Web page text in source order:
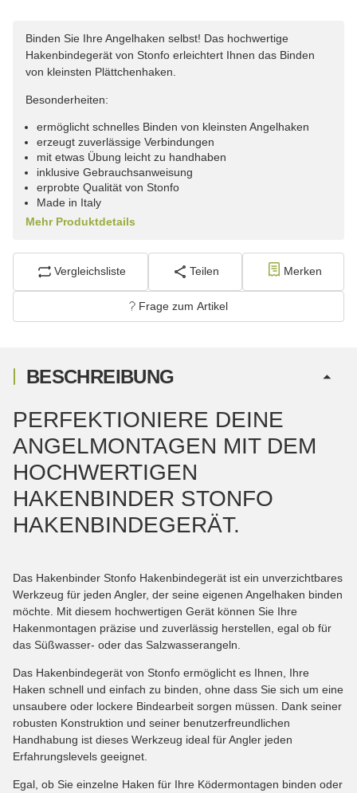
Binden Sie Ihre Angelhaken selbst! Das hochwertige
Hakenbindegerät von Stonfo erleichtert Ihnen das Binden
von kleinsten Plättchenhaken.
Besonderheiten:
ermöglicht schnelles Binden von kleinsten Angelhaken
erzeugt zuverlässige Verbindungen
mit etwas Übung leicht zu handhaben
inklusive Gebrauchsanweisung
erprobte Qualität von Stonfo
Made in Italy
Mehr Produktdetails
Vergleichsliste Teilen Merken
Frage zum Artikel
BESCHREIBUNG
PERFEKTIONIERE DEINE
ANGELMONTAGEN MIT DEM
HOCHWERTIGEN
HAKENBINDER STONFO
HAKENBINDEGERÄT.
Das Hakenbinder Stonfo Hakenbindegerät ist ein unverzichtbares
Werkzeug für jeden Angler, der seine eigenen Angelhaken binden
möchte. Mit diesem hochwertigen Gerät können Sie Ihre
Hakenmontagen präzise und zuverlässig herstellen, egal ob für
das Süßwasser- oder das Salzwasserangeln.
Das Hakenbindegerät von Stonfo ermöglicht es Ihnen, Ihre
Haken schnell und einfach zu binden, ohne dass Sie sich um eine
unsaubere oder lockere Bindearbeit sorgen müssen. Dank seiner
robusten Konstruktion und seiner benutzerfreundlichen
Handhabung ist dieses Werkzeug ideal für Angler jeden
Erfahrungslevels geeignet.
Egal, ob Sie einzelne Haken für Ihre Ködermontagen binden oder